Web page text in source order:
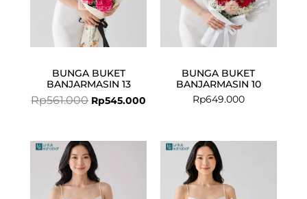
BUNGA BUKET
BANJARMASIN 13
Rp561.000 Rp545.000
BUNGA BUKET
BANJARMASIN 10
Rp649.000